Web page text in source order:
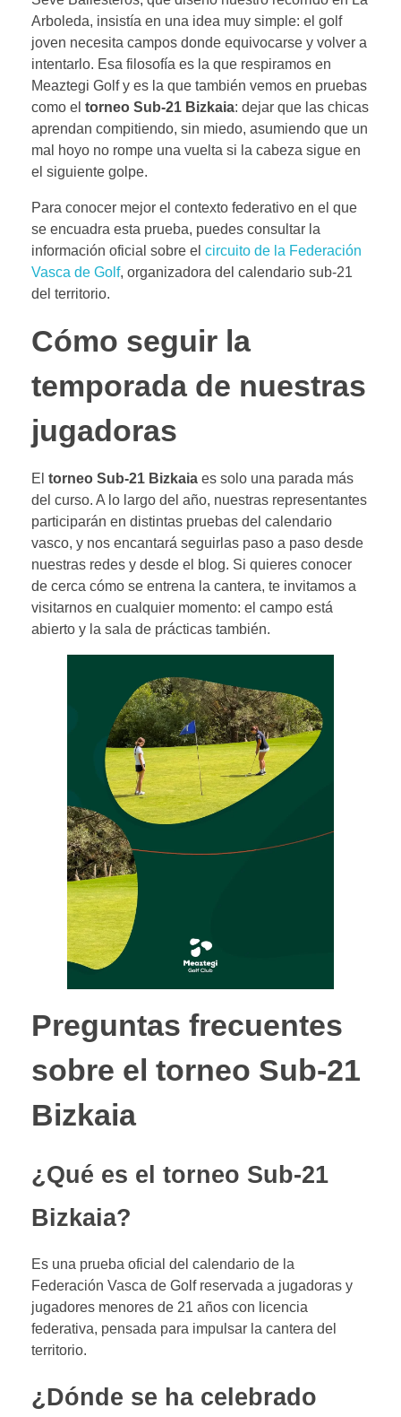
Arboleda, insistía en una idea muy simple: el golf
joven necesita campos donde equivocarse y volver a
intentarlo. Esa filosofía es la que respiramos en
Meaztegi Golf y es la que también vemos en pruebas
como el torneo Sub-21 Bizkaia: dejar que las chicas
aprendan compitiendo, sin miedo, asumiendo que un
mal hoyo no rompe una vuelta si la cabeza sigue en
el siguiente golpe.
Para conocer mejor el contexto federativo en el que
se encuadra esta prueba, puedes consultar la
información oficial sobre el circuito de la Federación
Vasca de Golf, organizadora del calendario sub-21
del territorio.
Cómo seguir la
temporada de nuestras
jugadoras
El torneo Sub-21 Bizkaia es solo una parada más
del curso. A lo largo del año, nuestras representantes
participarán en distintas pruebas del calendario
vasco, y nos encantará seguirlas paso a paso desde
nuestras redes y desde el blog. Si quieres conocer
de cerca cómo se entrena la cantera, te invitamos a
visitarnos en cualquier momento: el campo está
abierto y la sala de prácticas también.
Preguntas frecuentes
sobre el torneo Sub-21
Bizkaia
¿Qué es el torneo Sub-21
Bizkaia?
Es una prueba oficial del calendario de la
Federación Vasca de Golf reservada a jugadoras y
jugadores menores de 21 años con licencia
federativa, pensada para impulsar la cantera del
territorio.
¿Dónde se ha celebrado